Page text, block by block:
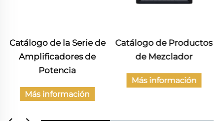
Catálogo de la Serie de
Amplificadores de
Potencia
Más información
Catálogo de Productos
de Mezclador
Más información